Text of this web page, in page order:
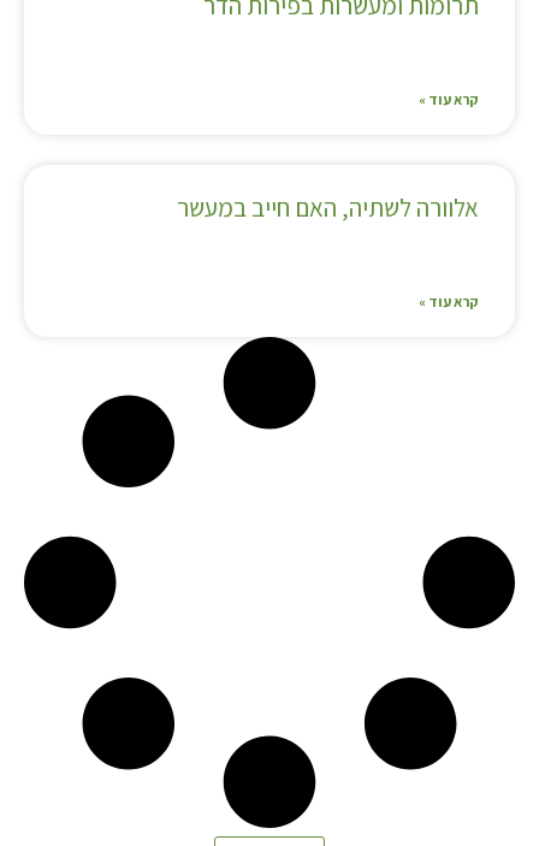
קרא עוד »
אלוורה לשתיה, האם חייב במעשר
קרא עוד »